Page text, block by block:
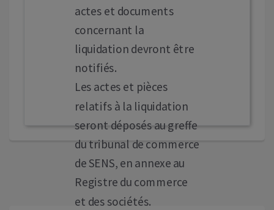
actes et documents
concernant la
liquidation devront être
notifiés.
Les actes et pièces
relatifs à la liquidation
seront déposés au greffe
du tribunal de commerce
de SENS, en annexe au
Registre du commerce
et des sociétés.